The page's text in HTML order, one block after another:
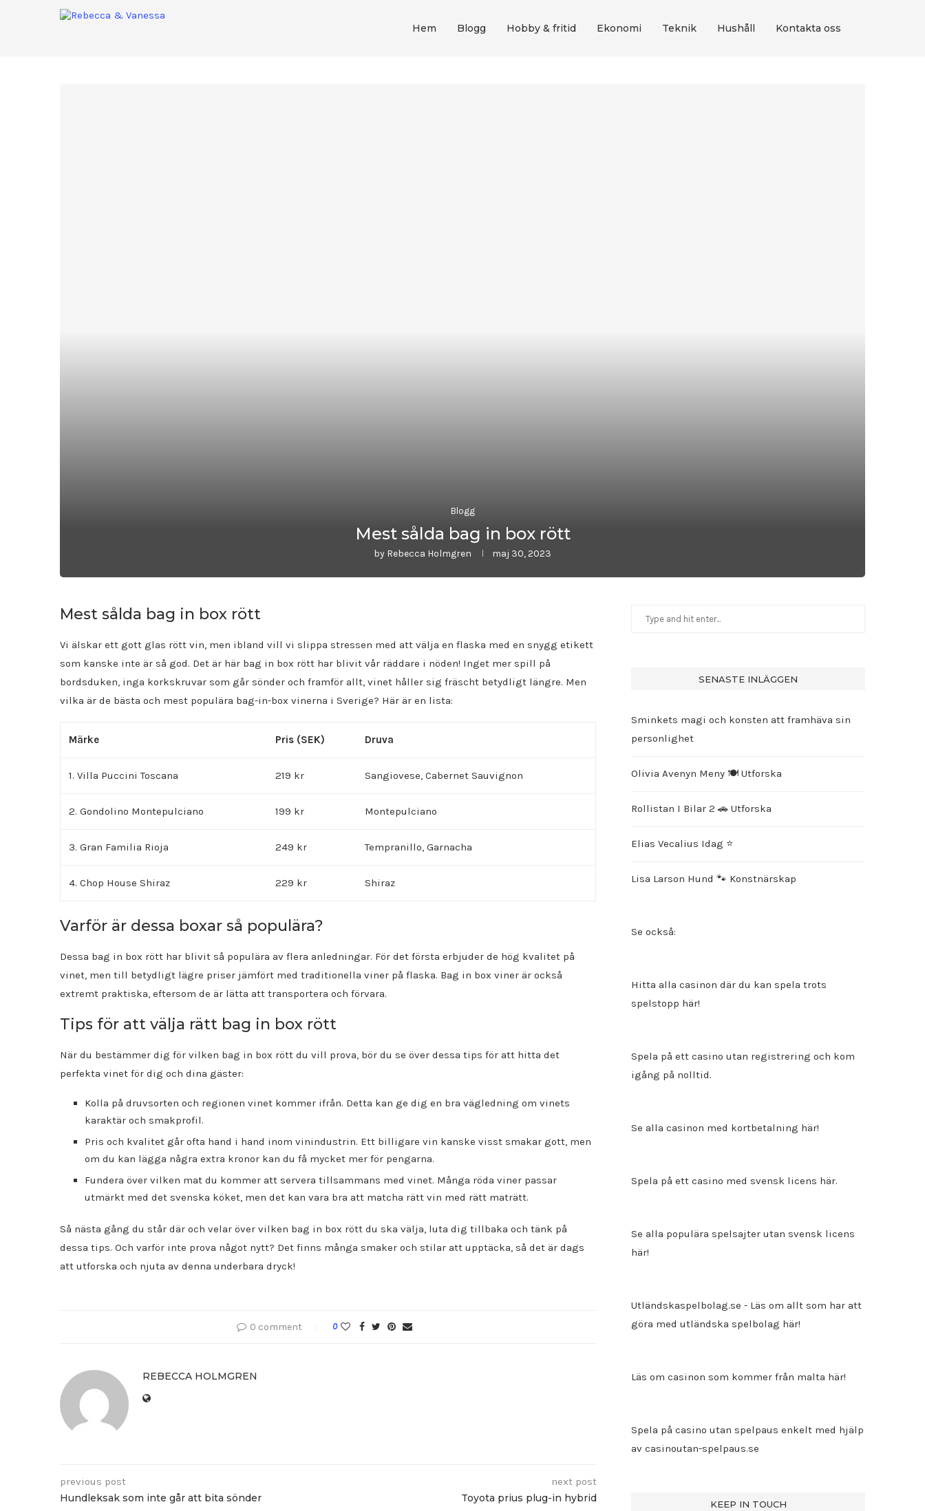
Hem Blogg Hobby & fritid Ekonomi Teknik Hushåll Kontakta oss
Blogg
Mest sålda bag in box rött
by Rebecca Holmgren maj 30, 2023
Mest sålda bag in box rött
Vi älskar ett gott glas rött vin, men ibland vill vi slippa stressen med att välja en flaska med en snygg etikett
som kanske inte är så god. Det är här bag in box rött har blivit vår räddare i nöden! Inget mer spill på
bordsduken, inga korkskruvar som går sönder och framför allt, vinet håller sig fräscht betydligt längre. Men
vilka är de bästa och mest populära bag-in-box vinerna i Sverige? Här är en lista:
Märke Pris (SEK) Druva
1. Villa Puccini Toscana 219 kr Sangiovese, Cabernet Sauvignon
2. Gondolino Montepulciano 199 kr Montepulciano
3. Gran Familia Rioja 249 kr Tempranillo, Garnacha
4. Chop House Shiraz 229 kr Shiraz
Varför är dessa boxar så populära?
Dessa bag in box rött har blivit så populära av flera anledningar. För det första erbjuder de hög kvalitet på
vinet, men till betydligt lägre priser jämfört med traditionella viner på flaska. Bag in box viner är också
extremt praktiska, eftersom de är lätta att transportera och förvara.
Tips för att välja rätt bag in box rött
När du bestämmer dig för vilken bag in box rött du vill prova, bör du se över dessa tips för att hitta det
perfekta vinet för dig och dina gäster:
Kolla på druvsorten och regionen vinet kommer ifrån. Detta kan ge dig en bra vägledning om vinets
karaktär och smakprofil.
Pris och kvalitet går ofta hand i hand inom vinindustrin. Ett billigare vin kanske visst smakar gott, men
om du kan lägga några extra kronor kan du få mycket mer för pengarna.
Fundera över vilken mat du kommer att servera tillsammans med vinet. Många röda viner passar
utmärkt med det svenska köket, men det kan vara bra att matcha rätt vin med rätt maträtt.
Så nästa gång du står där och velar över vilken bag in box rött du ska välja, luta dig tillbaka och tänk på
dessa tips. Och varför inte prova något nytt? Det finns många smaker och stilar att upptäcka, så det är dags
att utforska och njuta av denna underbara dryck!
0 comment 0
REBECCA HOLMGREN
previous post
Hundleksak som inte går att bita sönder
next post
Toyota prius plug-in hybrid
SENASTE INLÄGGEN
Sminkets magi och konsten att framhäva sin
personlighet
Olivia Avenyn Meny 🍽️ Utforska
Rollistan I Bilar 2 🚗 Utforska
Elias Vecalius Idag ⭐️
Lisa Larson Hund 🐾 Konstnärskap
Se också:
Hitta alla casinon där du kan spela trots
spelstopp här!
Spela på ett casino utan registrering och kom
igång på nolltid.
Se alla casinon med kortbetalning här!
Spela på ett casino med svensk licens här.
Se alla populära spelsajter utan svensk licens
här!
Utländskaspelbolag.se - Läs om allt som har att
göra med utländska spelbolag här!
Läs om casinon som kommer från malta här!
Spela på casino utan spelpaus enkelt med hjälp
av casinoutan-spelpaus.se
KEEP IN TOUCH